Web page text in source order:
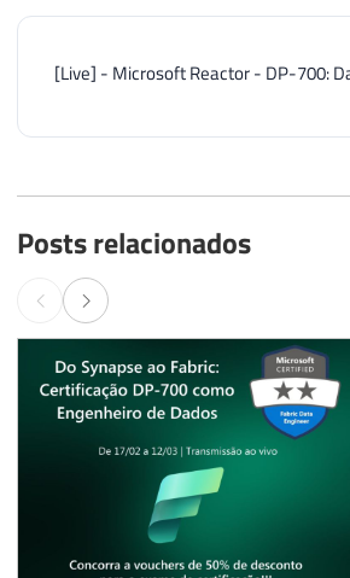
[Live] - Microsoft Reactor - DP-700:
Posts relacionados